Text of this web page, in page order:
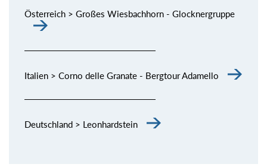
Österreich > Großes Wiesbachhorn - Glocknergruppe
Italien > Corno delle Granate - Bergtour Adamello
Deutschland > Leonhardstein